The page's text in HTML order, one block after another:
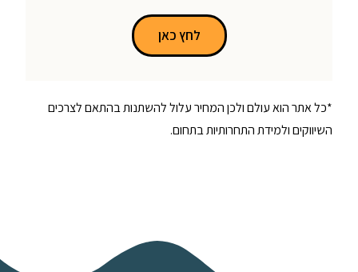
לחץ כאן
*כל אתר הוא עולם ולכן המחיר עלול להשתנות בהתאם לצרכים
השיווקים ולמידת התחרותיות בתחום.